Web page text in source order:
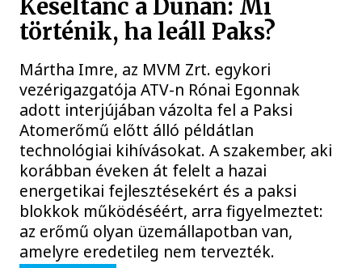
Késéltánc a Dunán: Mi
történik, ha leáll Paks?
Mártha Imre, az MVM Zrt. egykori
vezérigazgatója ATV-n Rónai Egonnak
adott interjújában vázolta fel a Paksi
Atomerőmű előtt álló példátlan
technológiai kihívásokat. A szakember, aki
korábban éveken át felelt a hazai
energetikai fejlesztésekért és a paksi
blokkok működéséért, arra figyelmeztet:
az erőmű olyan üzemállapotban van,
amelyre eredetileg nem tervezték.